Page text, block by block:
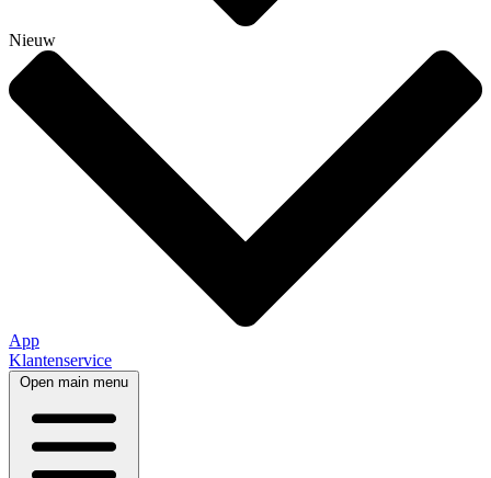
Nieuw
App
Klantenservice
Open main menu